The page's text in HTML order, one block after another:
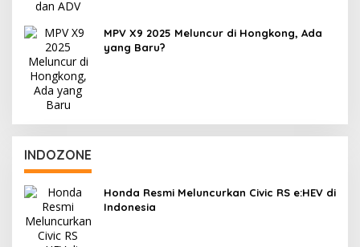
MPV X9 2025 Meluncur di Hongkong, Ada
yang Baru?
INDOZONE
Honda Resmi Meluncurkan Civic RS e:HEV di
Indonesia